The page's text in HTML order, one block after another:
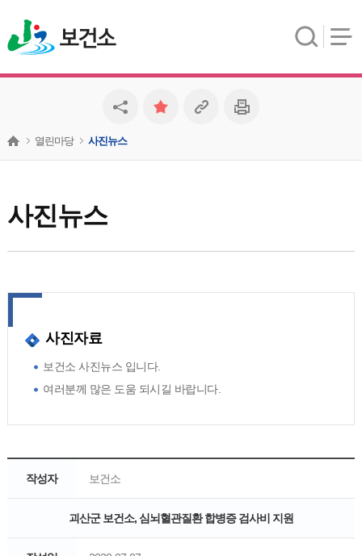
보건소
사진뉴스
열린마당 사진뉴스
사진자료
보건소 사진뉴스 입니다.
여러분께 많은 도움 되시길 바랍니다.
작성자 보건소
괴산군 보건소, 심뇌혈관질환 합병증 검사비 지원